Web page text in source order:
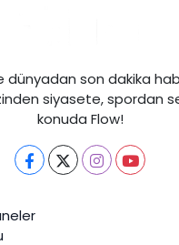
dünyadan son dakika
siyasete, spordan
konuda Flow!